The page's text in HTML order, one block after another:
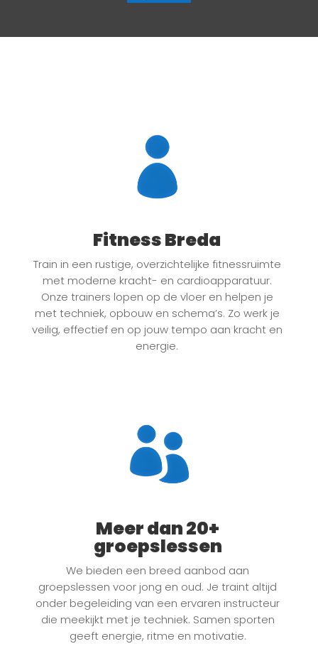
Fitness Breda
Train in een rustige, overzichtelijke fitnessruimte
met moderne kracht- en cardioapparatuur.
Onze trainers lopen op de vloer en helpen je
met techniek, opbouw en schema’s. Zo werk je
veilig, effectief en op jouw tempo aan kracht en
energie.
Meer dan 20+
groepslessen
We bieden een breed aanbod aan
groepslessen voor jong en oud. Je traint altijd
onder begeleiding van een ervaren instructeur
die meekijkt met je techniek. Samen sporten
geeft energie, ritme en motivatie.